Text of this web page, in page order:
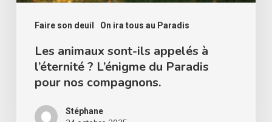
Faire son deuil On ira tous au Paradis
L’énigme
Paradis
compagnons.
Les animaux sont-ils appelés à
l’éternité ? L’énigme du Paradis
pour nos compagnons.
Stéphane